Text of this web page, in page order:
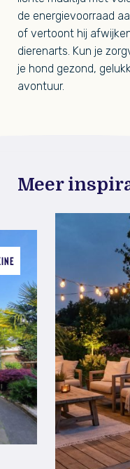
de energievoorraad
of vertoont hij
dierenarts. Kun je
je hond gezond,
avontuur.
Meer